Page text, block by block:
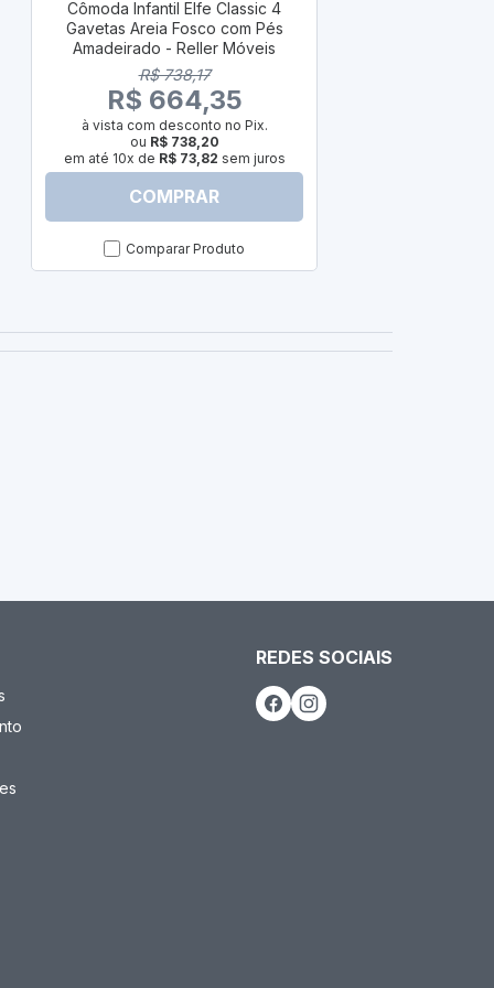
Cômoda Infantil Elfe Classic 4
Gavetas Areia Fosco com Pés
Amadeirado - Reller Móveis
R$ 738,17
R$ 664,35
à vista com desconto no Pix.
ou R$ 738,20
em até 10x de R$ 73,82 sem juros
COMPRAR
Comparar Produto
REDES SOCIAIS